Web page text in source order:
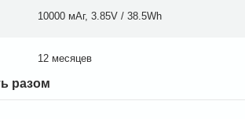
10000 мАг, 3.85V / 38.5Wh
12 месяцев
разом